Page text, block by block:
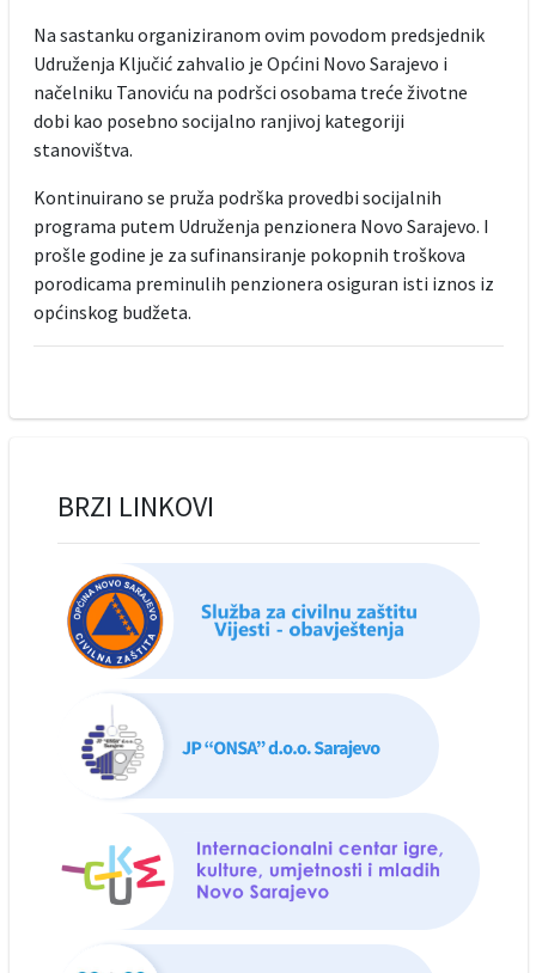
Na sastanku organiziranom ovim povodom predsjednik
Udruženja Ključić zahvalio je Općini Novo Sarajevo i
načelniku Tanoviću na podršci osobama treće životne
dobi kao posebno socijalno ranjivoj kategoriji
stanovištva.
Kontinuirano se pruža podrška provedbi socijalnih
programa putem Udruženja penzionera Novo Sarajevo. I
prošle godine je za sufinansiranje pokopnih troškova
porodicama preminulih penzionera osiguran isti iznos iz
općinskog budžeta.
BRZI LINKOVI